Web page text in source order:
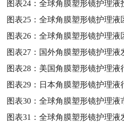
图表24：全球角膜塑形镜护理液
图表25：全球角膜塑形镜护理液
图表26：全球角膜塑形镜护理液
图表27： 国外角膜塑形镜护理液
图表28： 美国角膜塑形镜护理液
图表29： 日本角膜塑形镜护理液
图表30：全球角膜塑形镜护理液
图表31：全球角膜塑形镜护理液